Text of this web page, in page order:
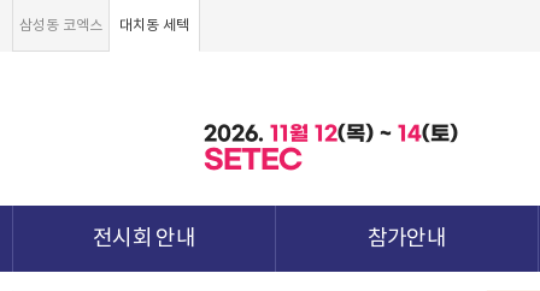
삼성동 코엑스 대치동 세텍
2026. 11월 12(목) ~ 14(토)
SETEC
전시회 안내 참가안내